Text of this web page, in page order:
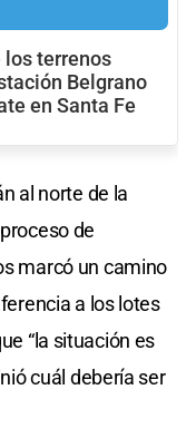
los terrenos
Belgrano
en Santa Fe
al norte de la
de
marcó un camino
a los lotes
“la situación es
cuál debería ser